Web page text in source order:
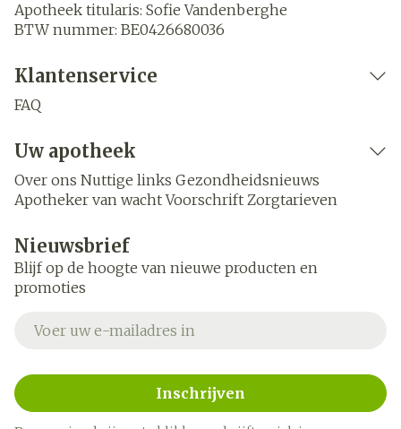
Apotheek titularis: Sofie Vandenberghe
BTW nummer: BE0426680036
Klantenservice
FAQ
Uw apotheek
Over ons Nuttige links Gezondheidsnieuws
Apotheker van wacht Voorschrift Zorgtarieven
Nieuwsbrief
Blijf op de hoogte van nieuwe producten en
promoties
Inschrijven